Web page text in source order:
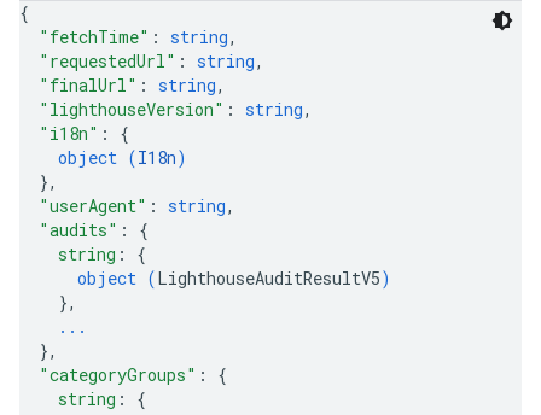
{
"fetchTime" : string,
"requestedUrl" : string,
"finalUrl" : string,
"lighthouseVersion" : string,
"i18n" : {
object (I18n)
},
"userAgent" : string,
"audits" : {
string : {
object (LighthouseAuditResultV5)
},
...
},
"categoryGroups" : {
string : {